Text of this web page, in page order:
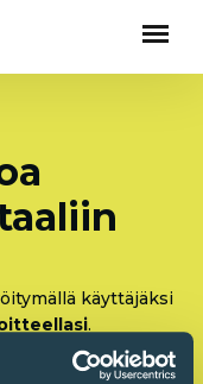
käyttäjäksi
.
Opeportaalia